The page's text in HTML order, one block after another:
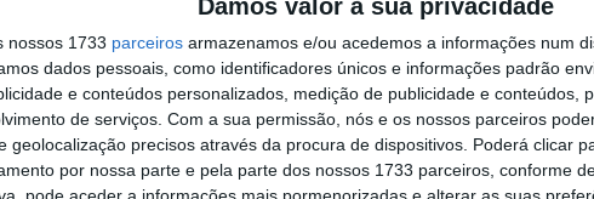
Damos valor à sua privacidade
nossos 1733 parceiros armazenamos e/ou acedemos a informações num
dados pessoais, como identificadores únicos e informações padrão
e conteúdos personalizados, medição de publicidade e conteúdos,
de serviços. Com a sua permissão, nós e os nossos parceiros
geolocalização precisos através da procura de dispositivos. Poderá clicar
por nossa parte e pela parte dos nossos 1733 parceiros, conforme